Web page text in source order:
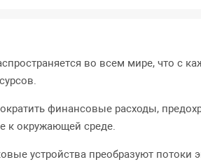
во всем мире, что с
финансовые расходы,
к окружающей среде.
устройства преобразуют потоки